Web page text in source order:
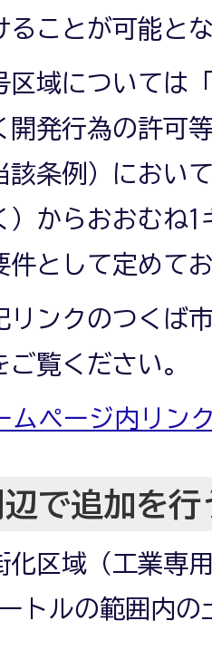
ることが可能と
区域については
開発行為の許可
該条例）におい
）からおおむね
件として定めて
リンクのつくば
覧ください。
ムページ内リン
で追加を
化区域（工業専
トルの範囲内